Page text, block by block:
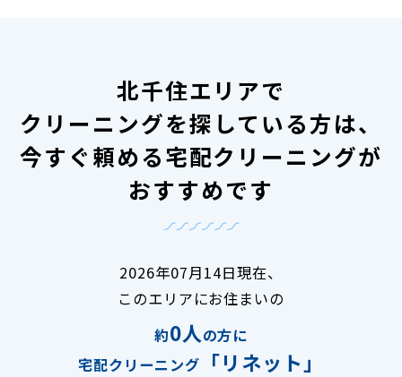
北千住エリアで
クリーニングを探している方は、
今すぐ頼める宅配クリーニングが
おすすめです
2026年07月14日現在、
このエリアにお住まいの
約0人の方に
宅配クリーニング
「リネット」